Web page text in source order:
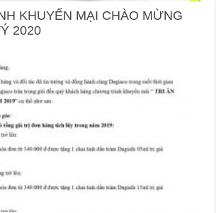
KHUYẾN MẠI CHÀO MỪNG
2020